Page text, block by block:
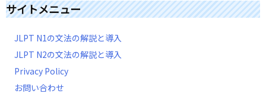
サイトメニュー
JLPT N1の文法の解説と導入
JLPT N2の文法の解説と導入
Privacy Policy
お問い合わせ